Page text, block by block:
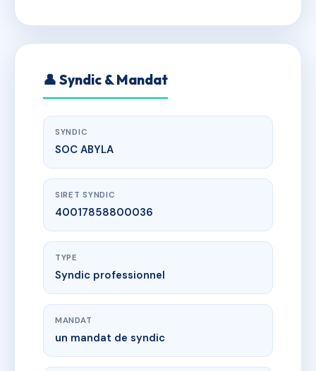
👤 Syndic & Mandat
SYNDIC
SOC ABYLA
SIRET SYNDIC
40017858800036
TYPE
Syndic professionnel
MANDAT
un mandat de syndic